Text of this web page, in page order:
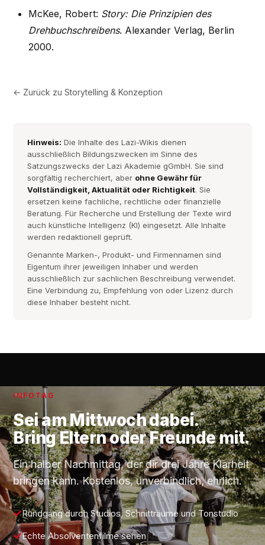
McKee, Robert: Story: Die Prinzipien des
Drehbuchschreibens. Alexander Verlag, Berlin
2000.
← Zurück zuStorytelling & Konzeption
Hinweis: Die Inhalte des Lazi-Wikis dienen
ausschließlich Bildungszwecken im Sinne des
Satzungszwecks der Lazi Akademie gGmbH. Sie sind
sorgfältig recherchiert, aber ohne Gewähr für
Vollständigkeit, Aktualität oder Richtigkeit. Sie
ersetzen keine fachliche, rechtliche oder finanzielle
Beratung. Für Recherche und Erstellung der Texte wird
auch künstliche Intelligenz (KI) eingesetzt. Alle Inhalte
werden redaktionell geprüft.
Genannte Marken-, Produkt- und Firmennamen sind
Eigentum ihrer jeweiligen Inhaber und werden
ausschließlich zur sachlichen Beschreibung verwendet.
Eine Verbindung zu, Empfehlung von oder Lizenz durch
diese Inhaber besteht nicht.
INFOTAG
Sei amMittwochdabei.
Bring Eltern oder Freunde mit.
Ein halber Nachmittag, der dir drei Jahre Klarheit
bringen kann. Kostenlos, unverbindlich, ehrlich.
Rundgang durch Studios, Schnitträume und Tonstudio
Echte Absolventenfilme sehen